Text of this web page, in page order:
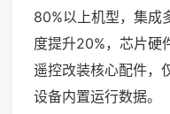
80%以上机型，集成
度提升20%，芯片硬
遥控改装核心配件，
设备内置运行数据。